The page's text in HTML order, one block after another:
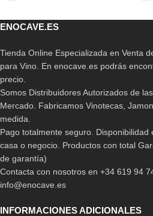
ENOCAVE.ES
Tienda Online Especializada en Venta
para Vino. En enocave.es podrás
precio.
Somos Distribuidores Autorizados de
Mercado. Fabricamos Vinotecas,
medida.
Pago totalmente seguro.
casa o negocio. Productos con total
de garantía)
Contacta con nosotros en +34 619 94
info@enocave.es
INFORMACIONES ADICIONALES